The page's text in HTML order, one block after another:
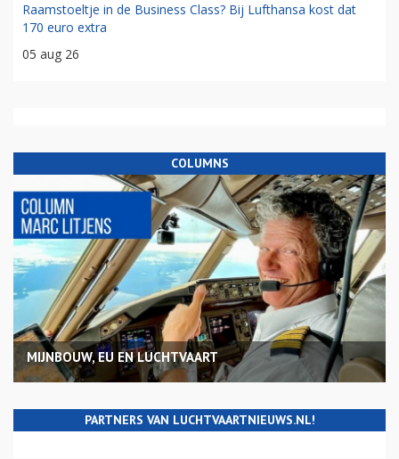
Raamstoeltje in de Business Class? Bij Lufthansa kost dat
170 euro extra
05 aug 26
COLUMNS
MIJNBOUW, EU EN LUCHTVAART
PARTNERS VAN LUCHTVAARTNIEUWS.NL!